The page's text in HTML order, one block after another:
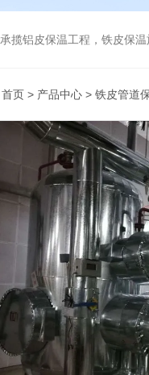
承揽铝皮保温工程，铁皮保
首页 > 产品中心 > 铁皮管道